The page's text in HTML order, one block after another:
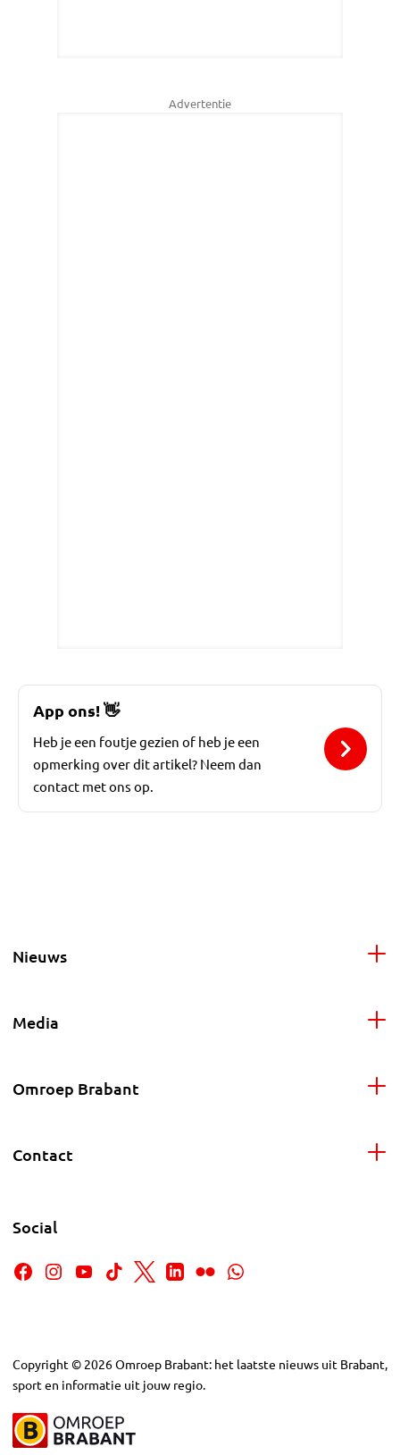
Advertentie
App ons!👋
Heb je een foutje gezien of heb je een
opmerking over dit artikel? Neem dan
contact met ons op.
Nieuws
Media
Omroep Brabant
Contact
Social
Copyright © 2026Omroep Brabant: het laatste nieuws uit Brabant,
sport en informatie uit jouw regio.